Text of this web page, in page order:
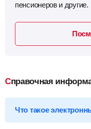
пенсионеров и другие.
Справочная
Что такое